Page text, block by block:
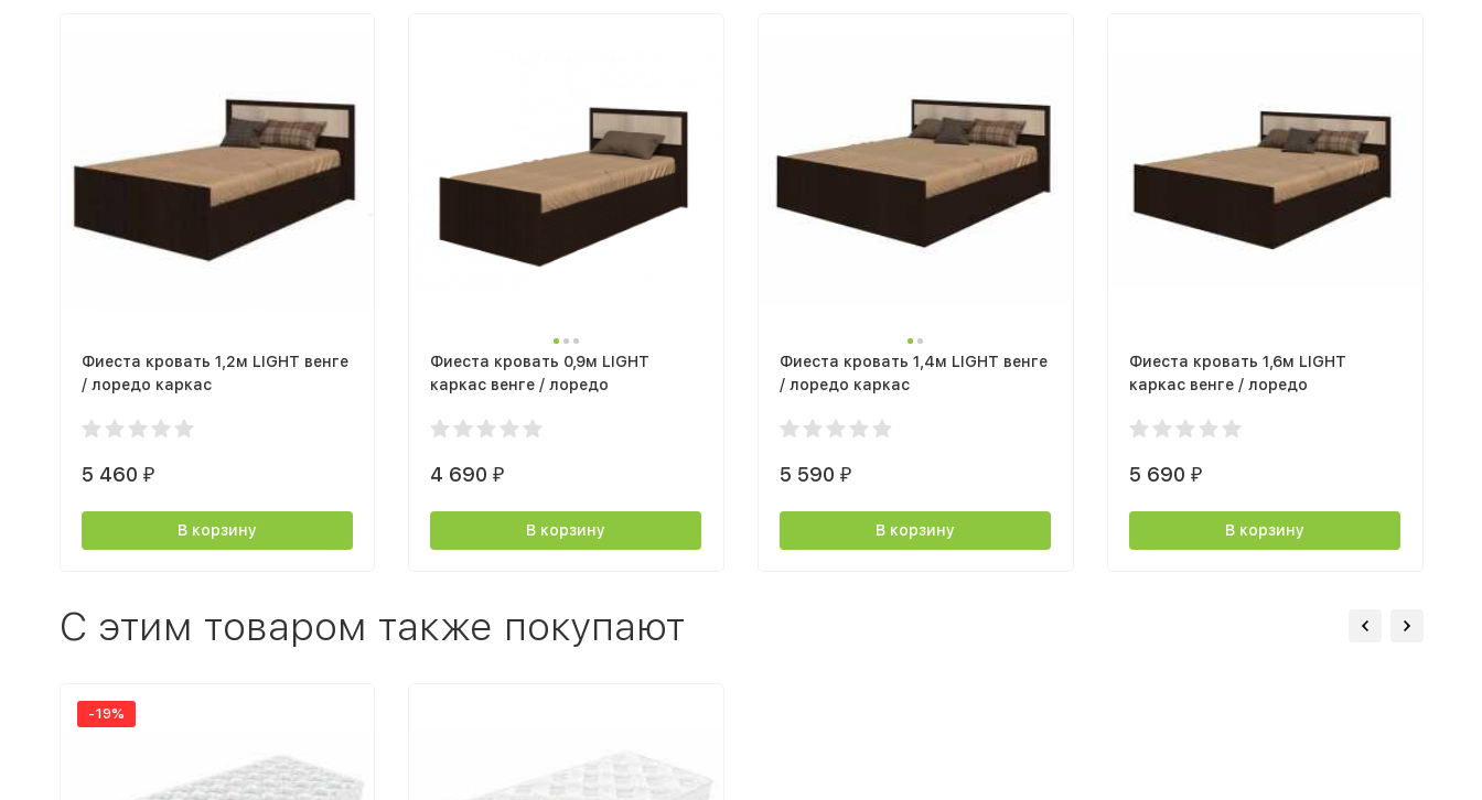
Фиеста кровать 1,2м LIGHT венге
/ лоредо каркас
5 460 ₽
В корзину
Фиеста кровать 0,9м LIGHT
каркас венге / лоредо
4 690₽
В корзину
Фиеста кровать 1,4м LIGHT венге
/ лоредо каркас
5 590 ₽
В корзину
Фиеста кровать 1,6м LIGHT
каркас венге / лоредо
5 690 ₽
В корзину
C этим товаром также покупают
-19%